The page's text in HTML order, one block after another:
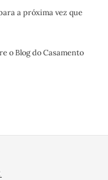
a próxima vez que
o Blog do Casamento